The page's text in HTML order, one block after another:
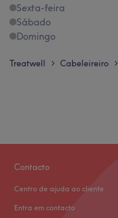
Sexta-feira
Sábado
Domingo
Treatwell > Cabeleireiro >
Contacto
Centro de ajuda ao cliente
Entra em contacto